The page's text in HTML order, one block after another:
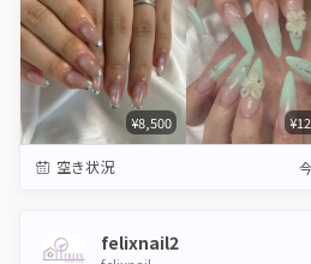
¥8,500
空き状況
felixnail2